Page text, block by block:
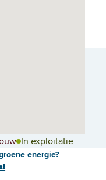
In exploitatie
energie?